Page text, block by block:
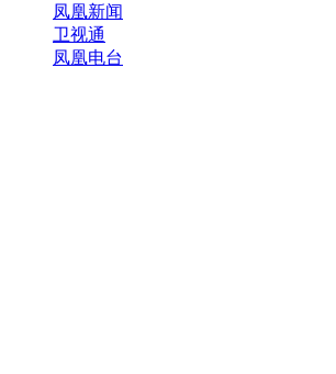
凤凰新闻
卫视通
凤凰电台